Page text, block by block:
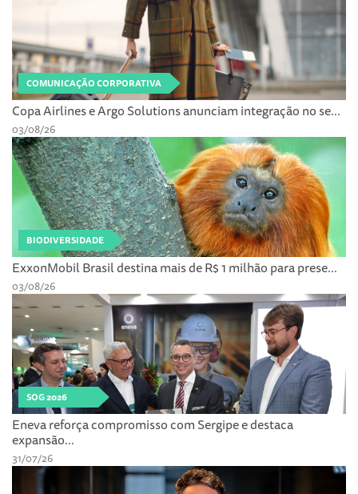
COMUNICAÇÃO CORPORATIVA
Copa Airlines e Argo Solutions anunciam integração no se...
03/08/26
BIODIVERSIDADE
ExxonMobil Brasil destina mais de R$ 1 milhão para prese...
03/08/26
SOG 2026
Eneva reforça compromisso com Sergipe e destaca
expansão...
31/07/26